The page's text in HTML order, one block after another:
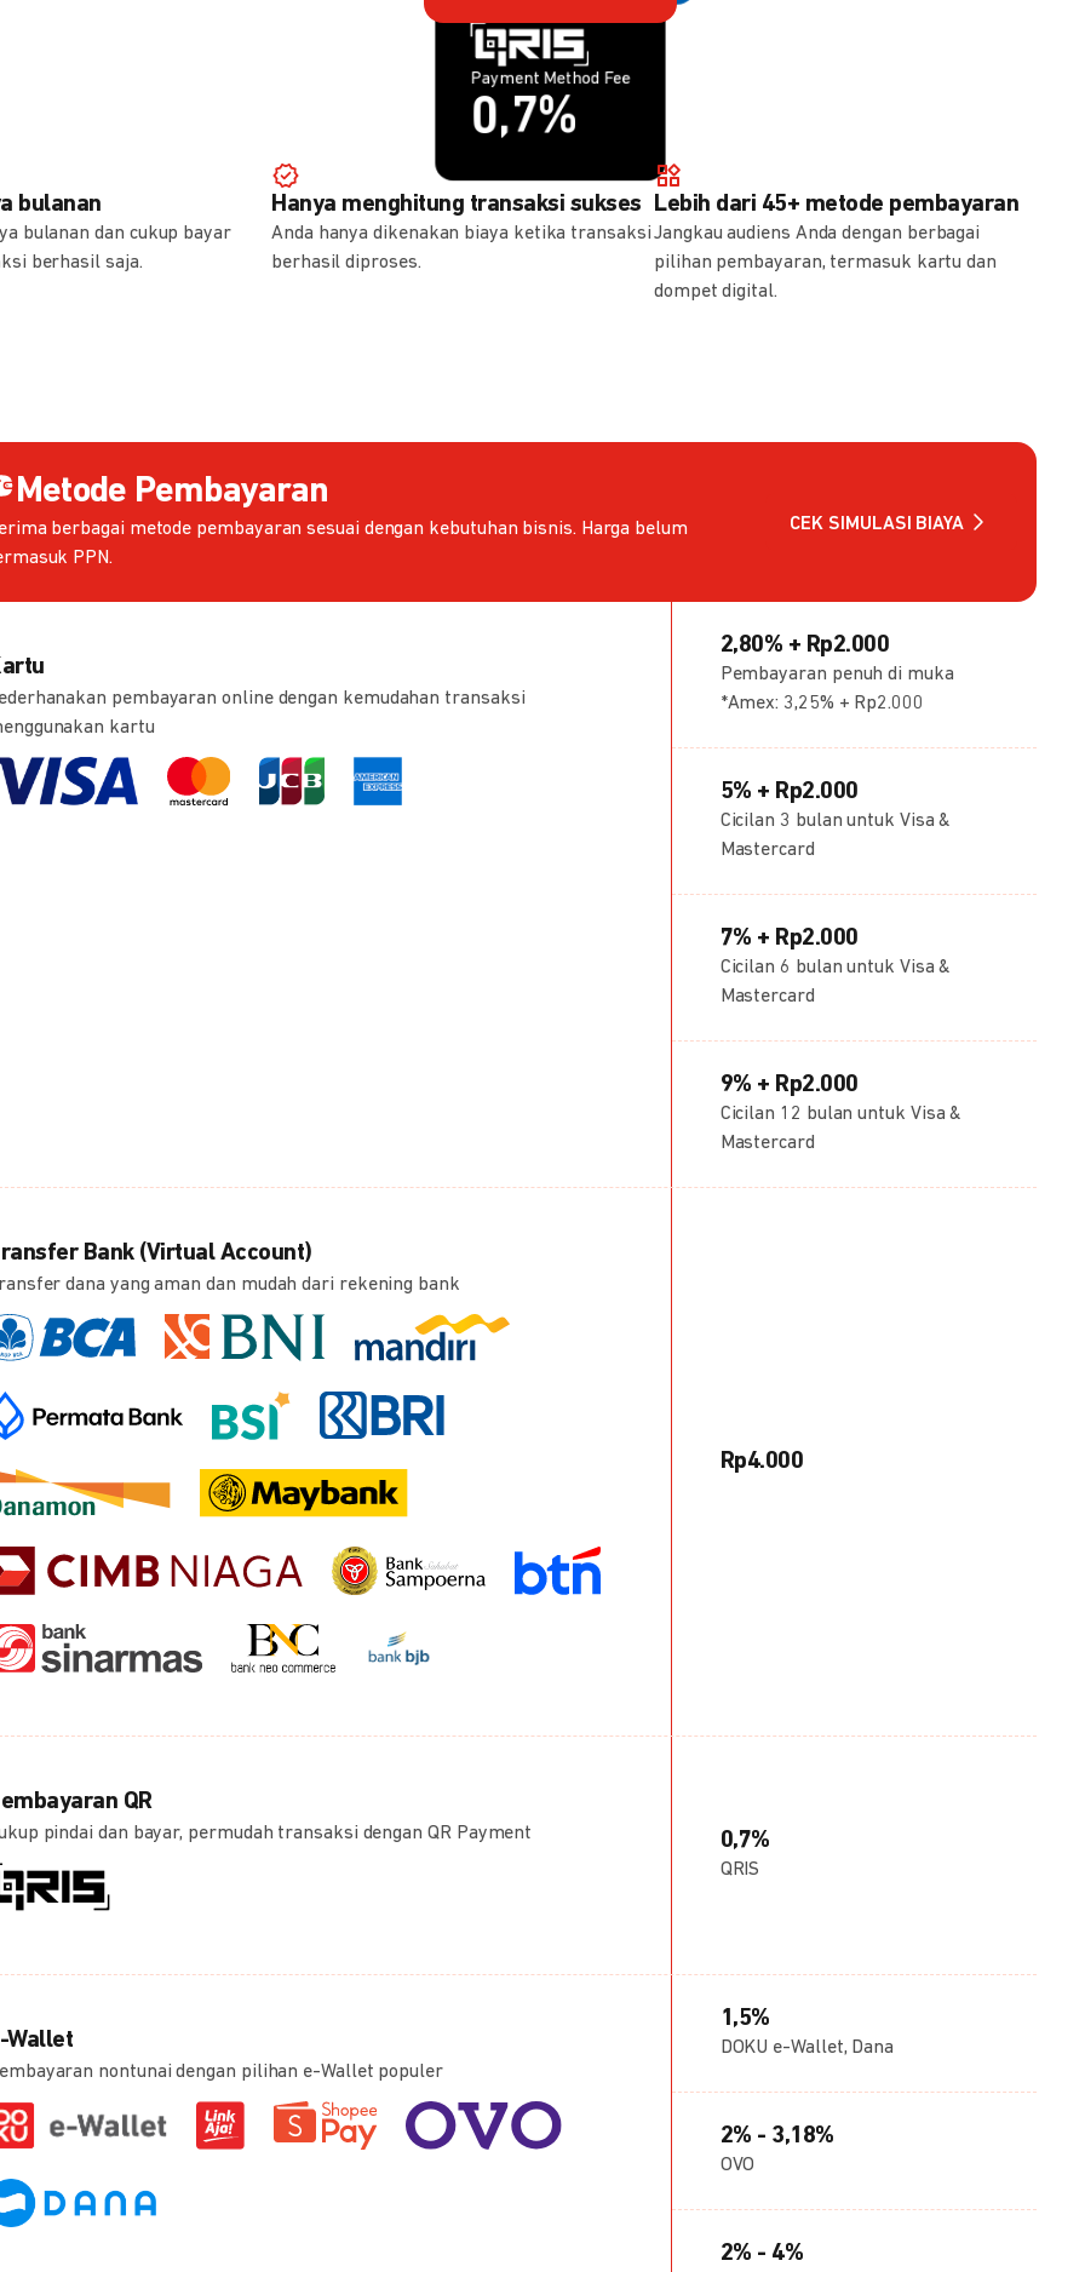
Payment Method Fee
0,7%
Payment Method Fee
1,5%
bulanan
bulanan dan cukup bayar
berhasil saja.
Hanya menghitung transaksi sukses
Anda hanya dikenakan biaya ketika transaksi
berhasil diproses.
Lebih dari 45+ metode pembayaran
Jangkau audiens Anda dengan berbagai
pilihan pembayaran, termasuk kartu dan
dompet digital.
Metode Pembayaran
berbagai metode pembayaran sesuai dengan kebutuhan bisnis. Harga belum
PPN.
CEK SIMULASI BIAYA
pembayaran online dengan kemudahan transaksi
kartu
2,80% + Rp2.000
Pembayaran penuh di muka
*Amex: 3,25% + Rp2.000
5% + Rp2.000
Cicilan 3 bulan untuk Visa &
Mastercard
7% + Rp2.000
Cicilan 6 bulan untuk Visa &
Mastercard
9% + Rp2.000
Cicilan 12 bulan untuk Visa &
Mastercard
Bank (Virtual Account)
dana yang aman dan mudah dari rekening bank
Rp4.000
QR
pindai dan bayar, permudah transaksi dengan QR Payment 0,7%
QRIS
Wallet
nontunai dengan pilihan e-Wallet populer
1,5%
DOKU e-Wallet, Dana
2% - 3,18%
OVO
2% - 4%